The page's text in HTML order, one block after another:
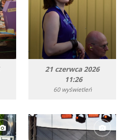
21 czerwca 2026
11:26
60 wyświetleń